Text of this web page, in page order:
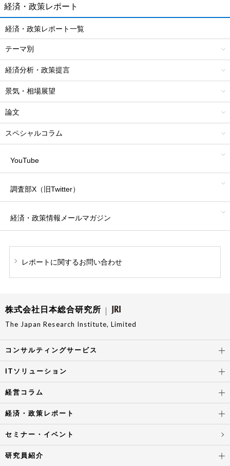
経済・政策レポート
経済・政策レポート一覧
テーマ別
経済分析・政策提言
景気・相場展望
論文
スペシャルコラム
YouTube
調査部X（旧Twitter）
経済・政策情報 メールマガジン
レポートに関するお問い合わせ
株式会社日本総合研究所
The Japan Research Institute, Limited
コンサルティングサービス
ITソリューション
経営コラム
経済・政策レポート
セミナー・イベント
研究員紹介